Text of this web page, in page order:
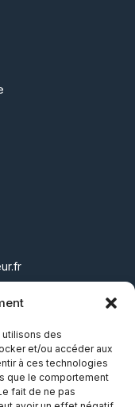
des
et/ou accéder aux
à ces technologies
que le comportement
fait de ne pas